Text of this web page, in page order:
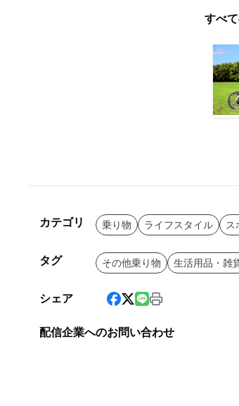
すべ
カテゴリ 乗り物 ライフスタイル ス
タグ その他乗り物 生活用品・雑
シェア
配信企業へのお問い合わせ